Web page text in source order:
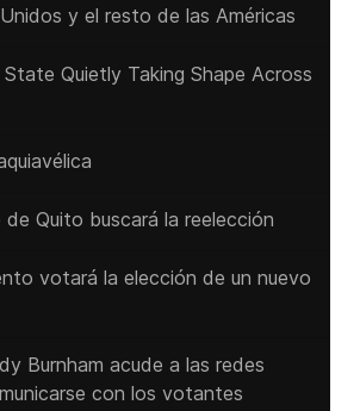
y el resto de las Américas
State Quietly Taking Shape Across
de Quito buscará la reelección
votará la elección de un nuevo
‌Burnham acude a las redes
con los votantes